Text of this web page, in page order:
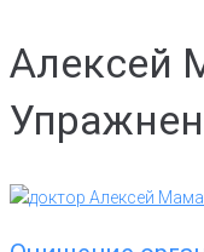
Алексей